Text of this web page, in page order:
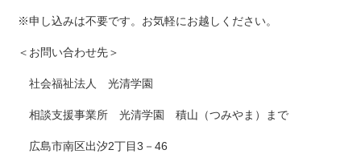
※申し込みは不要です。お気軽にお越しください。
＜お問い合わせ先＞
社会福祉法人 光清学園
相談支援事業所 光清学園 積山（つみやま）まで
広島市南区出汐2丁目3－46